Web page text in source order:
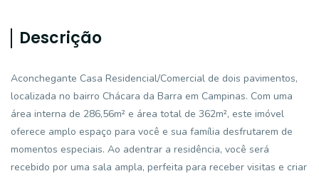
Descrição
Aconchegante Casa Residencial/Comercial de dois pavimentos,
localizada no bairro Chácara da Barra em Campinas. Com uma
área interna de 286,56m² e área total de 362m², este imóvel
oferece amplo espaço para você e sua família desfrutarem de
momentos especiais. Ao adentrar a residência, você será
recebido por uma sala ampla, perfeita para receber visitas e criar